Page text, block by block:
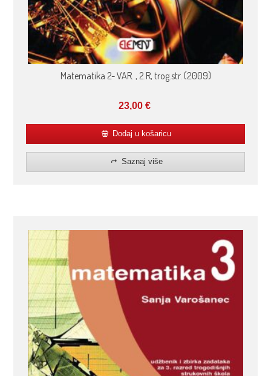
Matematika 2- VAR. , 2.R, trog.str. (2009)
23,00 €
Dodaj u košaricu
Saznaj više